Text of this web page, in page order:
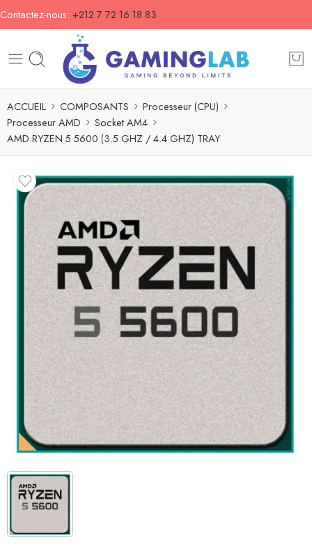
Contactez-nous: +212 7 72 16 18 83
ACCUEIL COMPOSANTS
Processeur (CPU)
Processeur AMD
Socket AM4
AMD RYZEN 5 5600 (3.5 GHZ / 4.4 GHZ) TRAY